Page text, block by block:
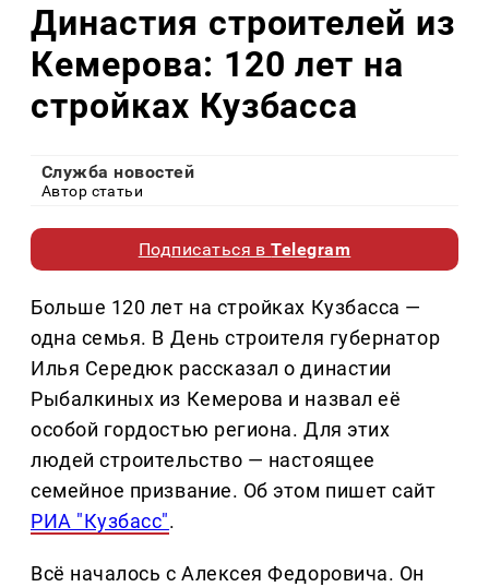
Династия строителей из
Кемерова: 120 лет на
стройках Кузбасса
Служба новостей
Автор статьи
Подписаться вTelegram
Больше 120 лет на стройках Кузбасса —
одна семья. В День строителя губернатор
Илья Середюк рассказал о династии
Рыбалкиных из Кемерова и назвал её
особой гордостью региона. Для этих
людей строительство — настоящее
семейное призвание. Об этом пишет сайт
РИА "Кузбасс".
Всё началось с Алексея Федоровича. Он